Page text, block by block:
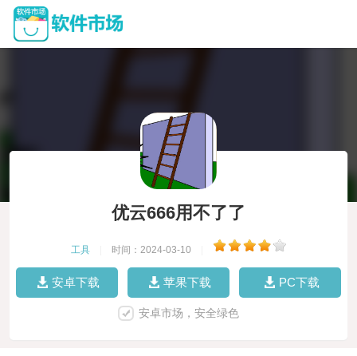
优云666用不了了
工具 时间：2024-03-10
安卓下载 苹果下载 PC下载
安卓市场，安全绿色